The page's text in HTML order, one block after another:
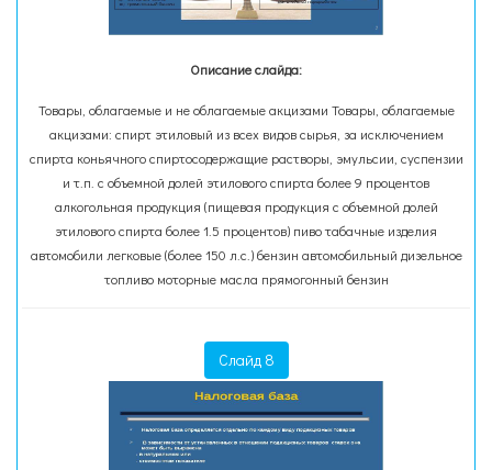
Описание слайда:
Товары, облагаемые и не облагаемые акцизами Товары, облагаемые
акцизами: спирт этиловый из всех видов сырья, за исключением
спирта коньячного спиртосодержащие растворы, эмульсии, суспензии
и т.п. с объемной долей этилового спирта более 9 процентов
алкогольная продукция (пищевая продукция с объемной долей
этилового спирта более 1.5 процентов) пиво табачные изделия
автомобили легковые (более 150 л.с.) бензин автомобильный дизельное
топливо моторные масла прямогонный бензин
Слайд 8